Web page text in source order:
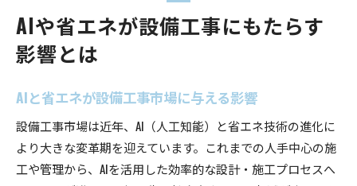
AIや省エネが設備工事にもたらす
影響とは
AIと省エネが設備工事市場に与える影響
設備工事市場は近年、AI（人工知能）と省エネ技術の進化に
より大きな変革期を迎えています。これまでの人手中心の施
工や管理から、AIを活用した効率的な設計・施工プロセスへ